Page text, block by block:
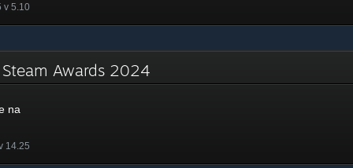
v 5.10
Awards 2024
na
14.25